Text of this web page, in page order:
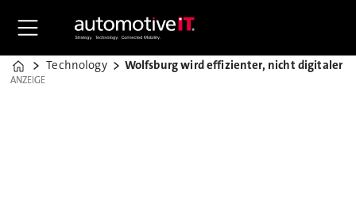
Home
Technology Wolfsburg wird effizienter, nicht digitaler
ANZEIGE
ANZEIGE